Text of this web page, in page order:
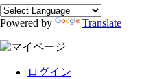
Powered by Translate
ログイン